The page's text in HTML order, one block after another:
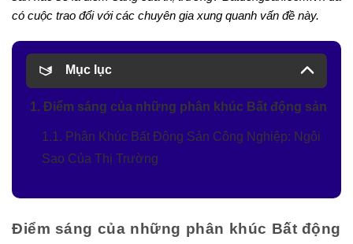
có cuộc trao đổi với các chuyên gia xung quanh vấn đề này.
Mục lục
1. Điểm sáng của những phân khúc Bất động sản
1.1. Phân Khúc Bất Động Sản Công Nghiệp: Ngôi
Sao Của Thị Trường
Điểm sáng của những phân khúc Bất động